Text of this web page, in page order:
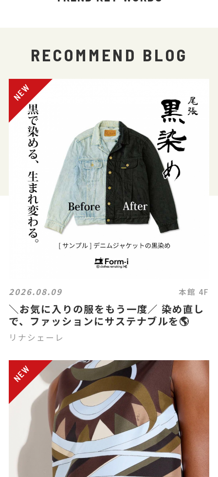
RECOMMEND BLOG
2026.08.09 本館 4F
＼お気に入りの服をもう一度／ 染め直し
で、ファッションにサステナブルを🌎
リナシェーレ